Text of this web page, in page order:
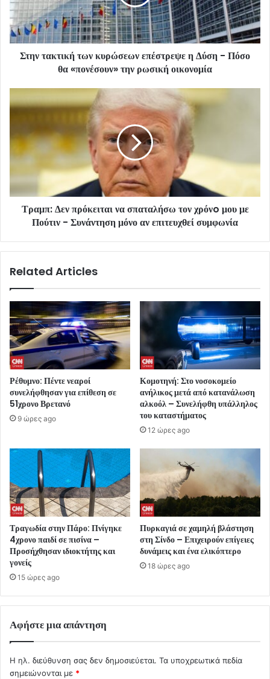
Στην τακτική των κυρώσεων επέστρεψε η Δύση - Πόσο
θα «πονέσουν» την ρωσική οικονομία
Τραμπ: Δεν πρόκειται να σπαταλήσω τον χρόνo μου με
Πούτιν - Συνάντηση μόνο αν επιτευχθεί συμφωνία
Related Articles
Ρέθυμνο: Πέντε νεαροί
συνελήφθησαν για επίθεση σε
51χρονο Βρετανό
9 ώρες ago
Κομοτηνή: Στο νοσοκομείο
ανήλικος μετά από κατανάλωση
αλκοόλ – Συνελήφθη υπάλληλος
του καταστήματος
12 ώρες ago
Τραγωδία στην Πάρο: Πνίγηκε
4χρονο παιδί σε πισίνα –
Προσήχθησαν ιδιοκτήτης και
γονείς
15 ώρες ago
Πυρκαγιά σε χαμηλή βλάστηση
στη Σίνδο – Επιχειρούν επίγειες
δυνάμεις και ένα ελικόπτερο
18 ώρες ago
Αφήστε μια απάντηση
Η ηλ. διεύθυνση σας δεν δημοσιεύεται. Τα υποχρεωτικά πεδία
σημειώνονται με *